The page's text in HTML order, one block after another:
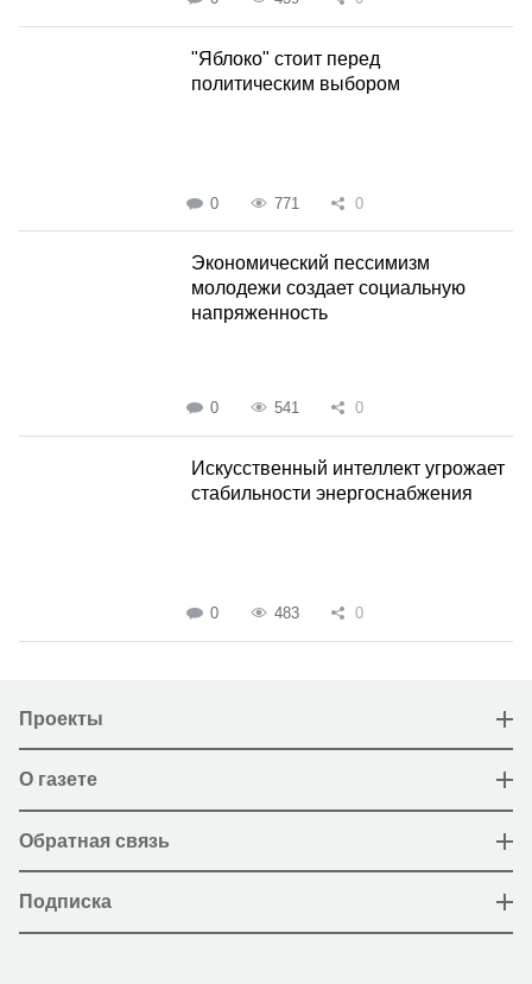
"Яблоко" стоит перед
политическим выбором
0 771 0
Экономический пессимизм
молодежи создает социальную
напряженность
0 541 0
Искусственный интеллект угрожает
стабильности энергоснабжения
0 483 0
Проекты
О газете
Обратная связь
Подписка